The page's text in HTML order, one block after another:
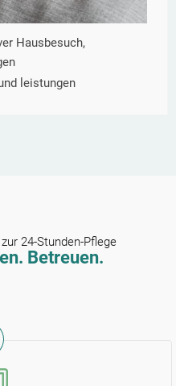
Hausbesuch,
leistungen
24-Stunden-Pflege
Betreuen.